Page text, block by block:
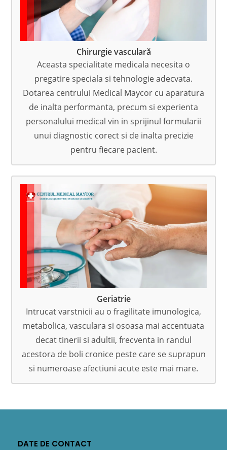
Chirurgie vasculară
Aceasta specialitate medicala necesita o
pregatire speciala si tehnologie adecvata.
Dotarea centrului Medical Maycor cu aparatura
de inalta performanta, precum si experienta
personalului medical vin in sprijinul formularii
unui diagnostic corect si de inalta precizie
pentru fiecare pacient.
Geriatrie
Intrucat varstnicii au o fragilitate imunologica,
metabolica, vasculara si osoasa mai accentuata
decat tinerii si adultii, frecventa in randul
acestora de boli cronice peste care se suprapun
si numeroase afectiuni acute este mai mare.
DATE DE CONTACT